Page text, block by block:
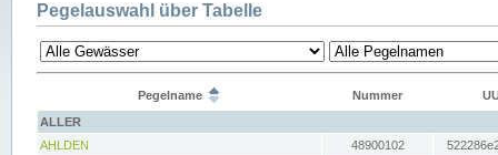
Pegelauswahl über Tabelle
Pegelname Nummer
ALLER
AHLDEN
48900102